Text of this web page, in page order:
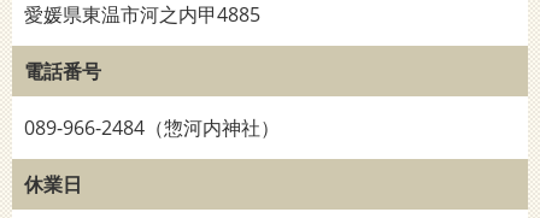
愛媛県東温市河之内甲4885
電話番号
089-966-2484（惣河内神社）
休業日